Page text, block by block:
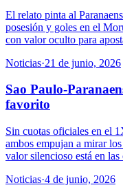
El relato pinta al
posesión y goles en el
con valor oculto para
Noticias·21 de junio, 2026
Sao Paulo-
favorito
Sin cuotas oficiales en el
ambos empujan a mirar
valor silencioso está en las
Noticias·4 de junio, 2026